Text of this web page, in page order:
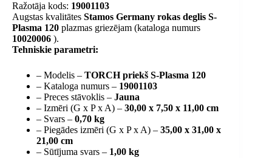
Ražotāja kods: 19001103
Augstas kvalitātes Stamos Germany rokas deglis S-
Plasma 120 plazmas griezējam (kataloga numurs
10020006 ).
Tehniskie parametri:
– Modelis – TORCH priekš S-Plasma 120
– Kataloga numurs – 19001103
– Preces stāvoklis – Jauna
– Izmēri (G x P x A) – 30,00 x 7,50 x 11,00 cm
– Svars – 0,70 kg
– Piegādes izmēri (G x P x A) – 35,00 x 31,00 x
21,00 cm
– Sūtījuma svars – 1,00 kg